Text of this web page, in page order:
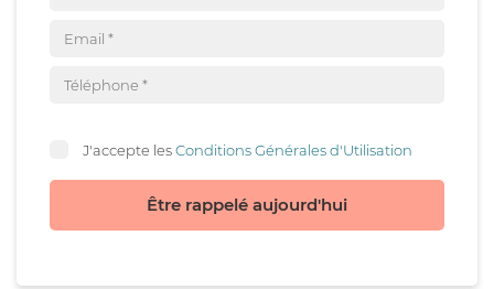
J'accepte lesConditions Générales d'Utilisation
Être rappelé aujourd'hui